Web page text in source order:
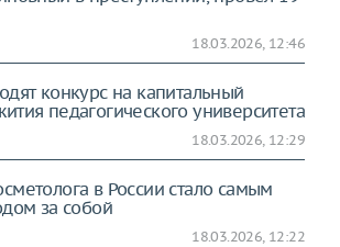
18.03.2026, 12:46
конкурс на капитальный
педагогического университета
18.03.2026, 12:29
в России стало самым
за собой
18.03.2026, 12:22